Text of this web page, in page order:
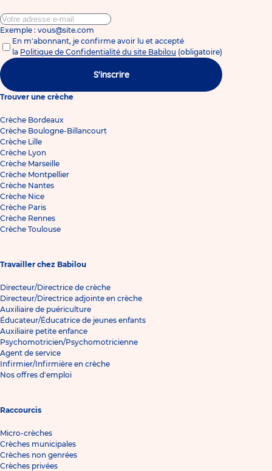
Exemple : vous@site.com
En m'abonnant, je confirme avoir lu et accepté
la Politique de Confidentialité du site Babilou (obligatoire)
S'inscrire
Trouver une crèche
Crèche Bordeaux
Crèche Boulogne-Billancourt
Crèche Lille
Crèche Lyon
Crèche Marseille
Crèche Montpellier
Crèche Nantes
Crèche Nice
Crèche Paris
Crèche Rennes
Crèche Toulouse
Travailler chez Babilou
Directeur/Directrice de crèche
Directeur/Directrice adjointe en crèche
Auxiliaire de puériculture
Éducateur/Éducatrice de jeunes enfants
Auxiliaire petite enfance
Psychomotricien/Psychomotricienne
Agent de service
Infirmier/Infirmière en crèche
Nos offres d'emploi
Raccourcis
Micro-crèches
Crèches municipales
Crèches non genrées
Crèches privées